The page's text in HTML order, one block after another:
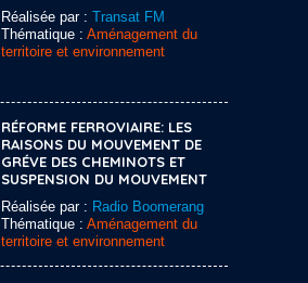
Réalisée par : Transat FM
Thématique : Aménagement du
territoire et environnement
RÉFORME FERROVIAIRE: LES
RAISONS DU MOUVEMENT DE
GRÉVE DES CHEMINOTS ET
SUSPENSION DU MOUVEMENT
Réalisée par : Radio Boomerang
Thématique : Aménagement du
territoire et environnement